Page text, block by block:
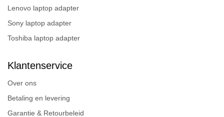
Lenovo laptop adapter
Sony laptop adapter
Toshiba laptop adapter
Klantenservice
Over ons
Betaling en levering
Garantie & Retourbeleid